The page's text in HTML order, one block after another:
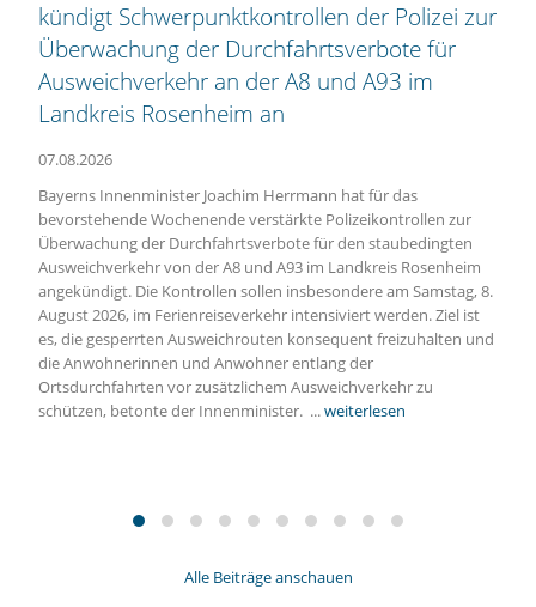
kündigt Schwerpunktkontrollen der Polizei zur
Überwachung der Durchfahrtsverbote für
Ausweichverkehr an der A8 und A93 im
Landkreis Rosenheim an
07.08.2026
Bayerns Innenminister Joachim Herrmann hat für das
bevorstehende Wochenende verstärkte Polizeikontrollen zur
Überwachung der Durchfahrtsverbote für den staubedingten
Ausweichverkehr von der A8 und A93 im Landkreis Rosenheim
angekündigt. Die Kontrollen sollen insbesondere am Samstag, 8.
August 2026, im Ferienreiseverkehr intensiviert werden. Ziel ist
es, die gesperrten Ausweichrouten konsequent freizuhalten und
die Anwohnerinnen und Anwohner entlang der
Ortsdurchfahrten vor zusätzlichem Ausweichverkehr zu
schützen, betonte der Innenminister. ...weiterlesen
Alle Beiträge anschauen